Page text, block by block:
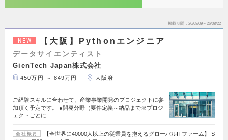
掲載期間 26/08/09～26/08/22
NEW 【大阪】Pythonエンジニア
データサイエンティスト
GienTech Japan株式会社
450万円 ～ 849万円 大阪府
ご経験スキルに合わせて、産業事業開発のプロジェクトに参
加頂く予定です。 ●開発分野（要件定義～納品まで※プロジ
ェクトごとに…
会社概要
【全世界に40000人以上の従業員を抱えるグローバルITファーム】 S